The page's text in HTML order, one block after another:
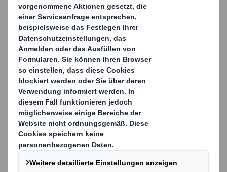
Automobilindustrie
Bei DS Smith Recycling kombinieren wir die
technische Expertise unserer Recycling- und
Abfallmanagement-Teams mit einer unerreichten
Infrastruktur und unterstützen Organisationen
dabei, ihre Recycling-Quoten zu erhöhen, Kosten zu
senken und die Umweltbelastung ihrer
Herstellungsprozesse und Produkte zu mindern.
Wir arbeiten mit einigen der wichtigsten Marken in
ganz Europa zusammen, um ihnen eine
Komplettlösung für alle ihre Recycling- und
Abfallmanagement-Anforderungen zu liefern.